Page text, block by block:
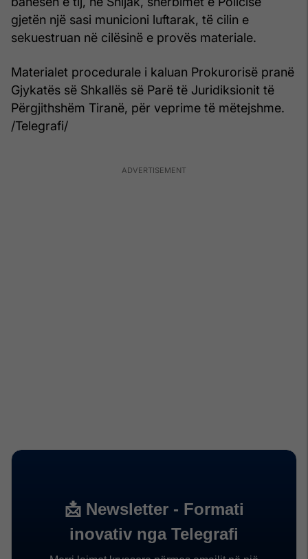
gjetën një sasi municioni luftarak, të cilin e
sekuestruan në cilësinë e provës materiale.
Materialet procedurale i kaluan Prokurorisë pranë
Gjykatës së Shkallës së Parë të Juridiksionit të
Përgjithshëm Tiranë, për veprime të mëtejshme.
/Telegrafi/